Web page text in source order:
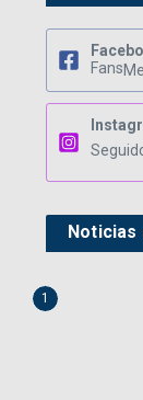
Fans
Noticias
1